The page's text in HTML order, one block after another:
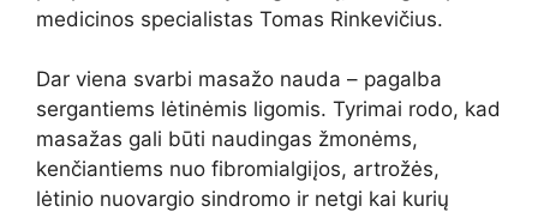
medicinos specialistas Tomas Rinkevičius.
Dar viena svarbi masažo nauda – pagalba
sergantiems lėtinėmis ligomis. Tyrimai rodo, kad
masažas gali būti naudingas žmonėms,
kenčiantiems nuo fibromialgiįos, artrožės,
lėtinio nuovargio sindromo ir netgi kai kurių